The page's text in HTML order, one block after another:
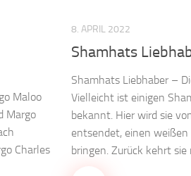
Maloo
Margo
Charles
8. APRIL 2022
Shamhats
Shamhats Liebhaber –
Vielleicht ist einigen
bekannt. Hier wird sie
entsendet, einen weißen
bringen. Zurück kehrt